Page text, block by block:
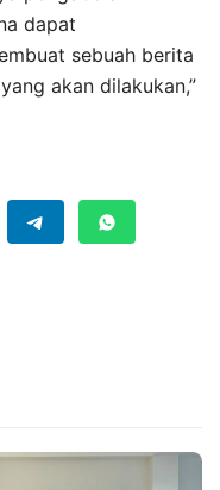
dapat
sebuah berita
akan dilakukan,”